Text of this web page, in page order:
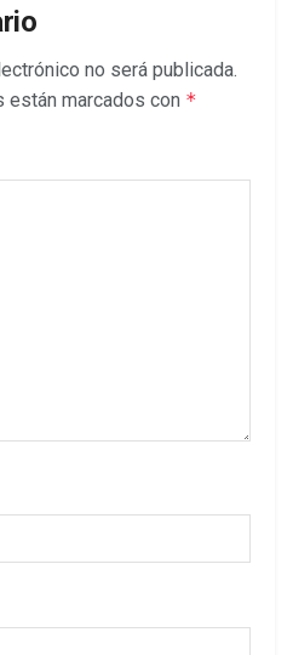
no será publicada.
marcados con *